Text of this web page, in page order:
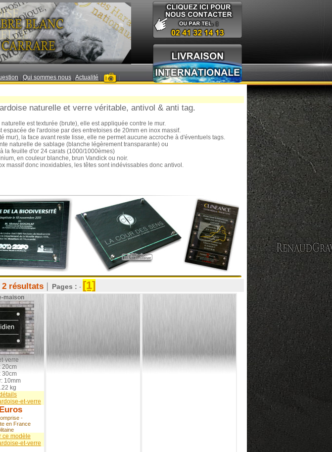
Qui sommes nous Actualité
naturelle et verre véritable, antivol & anti tag.
est texturée (brute), elle est appliquée contre le mur.
espacée de l'ardoise par des entretoises de 20mm en inox massif.
mur), la face avant reste lisse, elle ne permet aucune accroche à d'éventuels tags.
naturelle de sablage (blanche légèrement transparante) ou
la feuille d'or 24 carats (1000/1000èmes)
en couleur blanche, brun Vandick ou noir.
massif donc inoxidables, les têtes sont indévissables donc antivol.
2 résultats│ Pages : - [1]
maison
verre
20cm
30cm
10mm
kg
et-verre
-
en France
ce modèle
et-verre